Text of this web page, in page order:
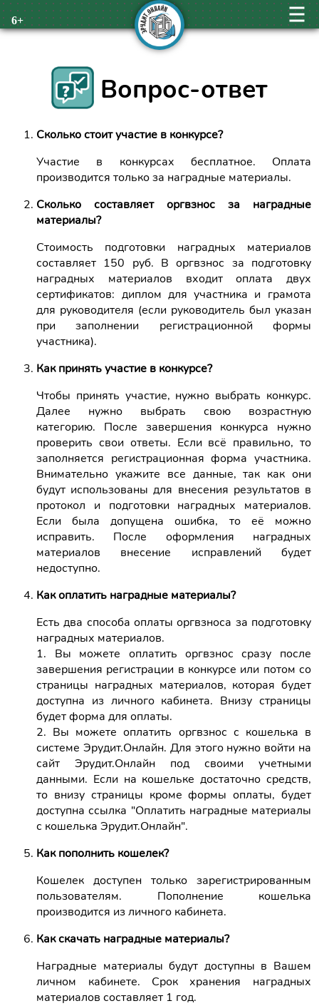
6+
Вопрос-ответ
Сколько стоит участие в конкурсе?
Участие в конкурсах бесплатное. Оплата
производится только за наградные материалы.
Сколько составляет оргвзнос за наградные
материалы?
Стоимость подготовки наградных материалов
составляет 150 руб. В оргвзнос за подготовку
наградных материалов входит оплата двух
сертификатов: диплом для участника и грамота
для руководителя (если руководитель был указан
при заполнении регистрационной формы
участника).
Как принять участие в конкурсе?
Чтобы принять участие, нужно выбрать конкурс.
Далее нужно выбрать свою возрастную
категорию. После завершения конкурса нужно
проверить свои ответы. Если всё правильно, то
заполняется регистрационная форма участника.
Внимательно укажите все данные, так как они
будут использованы для внесения результатов в
протокол и подготовки наградных материалов.
Если была допущена ошибка, то её можно
исправить. После оформления наградных
материалов внесение исправлений будет
недоступно.
Как оплатить наградные материалы?
Есть два способа оплаты оргвзноса за подготовку
наградных материалов.
1. Вы можете оплатить оргвзнос сразу после
завершения регистрации в конкурсе или потом со
страницы наградных материалов, которая будет
доступна из личного кабинета. Внизу страницы
будет форма для оплаты.
2. Вы можете оплатить оргвзнос с кошелька в
системе Эрудит.Онлайн. Для этого нужно войти на
сайт Эрудит.Онлайн под своими учетными
данными. Если на кошельке достаточно средств,
то внизу страницы кроме формы оплаты, будет
доступна ссылка "Оплатить наградные материалы
с кошелька Эрудит.Онлайн".
Как пополнить кошелек?
Кошелек доступен только зарегистрированным
пользователям. Пополнение кошелька
производится из личного кабинета.
Как скачать наградные материалы?
Наградные материалы будут доступны в Вашем
личном кабинете. Срок хранения наградных
материалов составляет 1 год.